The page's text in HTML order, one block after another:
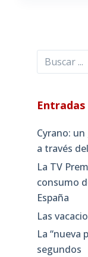
Buscar
Cyrano:
a través
La TV
consumo
España
Las
La “nueva
segundos